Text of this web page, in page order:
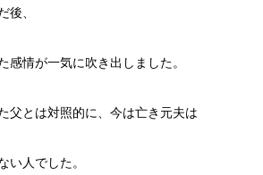
後、
感情が一気に吹き出しました。
父とは対照的に、今は亡き元夫は
い人でした。